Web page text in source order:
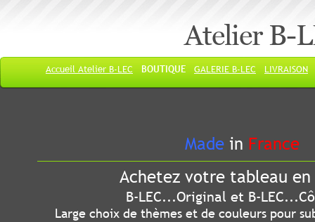
Atelier B-
Accueil Atelier B-LEC BOUTIQUE GALERIE B-LEC LIVRAISON
Made in France
Achetez votre tableau
B-LEC...Original et B-
Large choix de thèmes et de couleurs pour